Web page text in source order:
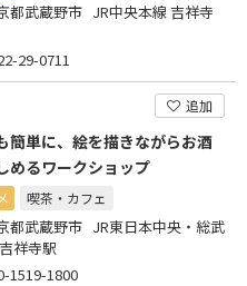
都武蔵野市 JR中央本線 吉祥寺
29-0711
追加
簡単に、絵を描きながらお酒
めるワークショップ
喫茶・カフェ
都武蔵野市 JR東日本中央・総武
祥寺駅
1519-1800